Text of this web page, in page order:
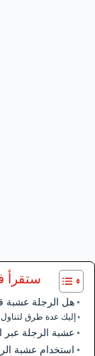
ستقرأ
هل الرجلة عشبة
إليك عدة طرق لتناول
عشبة الرجلة عبر
استخدام عشبة